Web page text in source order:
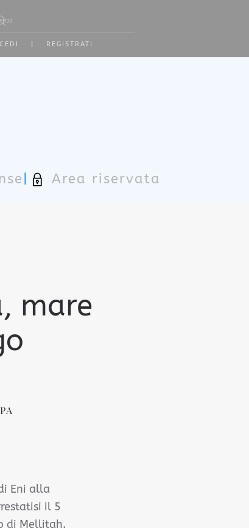
REGISTRATI
Area riservata
mare
Eni alla
il 5
di Mellitah.